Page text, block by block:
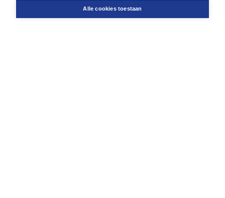
Alle cookies toestaan